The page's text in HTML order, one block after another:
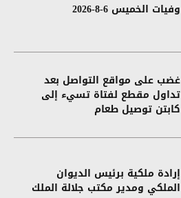
وفيات الخميس 6-8-2026
غضب على مواقع التواصل بعد
تداول مقطع لفتاة تسيء إلى
كابتن توصيل طعام
إرادة ملكية برئيس الديوان
الملكي ومدير مكتب جلالة الملك